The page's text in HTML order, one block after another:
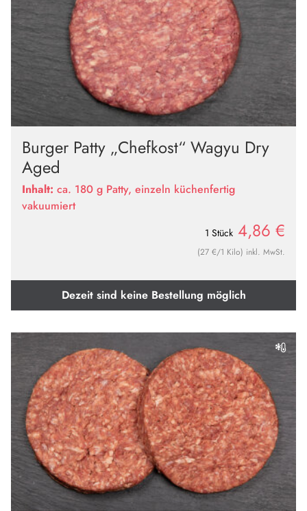
Burger Patty „Chefkost“ Wagyu Dry
Aged
Inhalt: ca. 180 g Patty, einzeln küchenfertig
vakuumiert
1 Stück 4,86 €
(27 €/1 Kilo) inkl. MwSt.
Dezeit sind keine Bestellung möglich